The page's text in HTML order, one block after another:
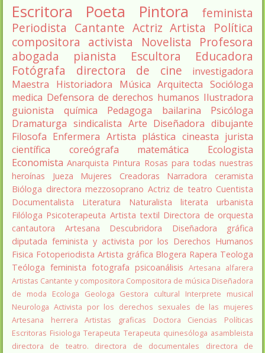
Escritora Poeta Pintora
feminista
Periodista Cantante Actriz Artista
Política
compositora activista Novelista
Profesora
abogada
pianista Escultora
Educadora
Fotógrafa
directora de cine
investigadora
Maestra
Historiadora Música Arquitecta Socióloga
medica Defensora de derechos humanos Ilustradora
guionista
química Pedagoga bailarina
Psicóloga
Dramaturga sindicalista Arte Diseñadora dibujante
Filosofa Enfermera Artista plástica cineasta jurista
científica
coreógrafa matemática
Ecologista
Economista Anarquista Pintura Rosas para todas nuestras
heroínas
Jueza Mujeres Creadoras Narradora
ceramista
Bióloga directora mezzosoprano Actriz de teatro Cuentista
Documentalista
Literatura Naturalista literata
urbanista
Filóloga Psicoterapeuta Artista textil Directora de orquesta
cantautora
Artesana Descubridora
Diseñadora gráfica
diputada feminista y activista por los Derechos Humanos
Fisica Fotoperiodista Artista gráfica Blogera Rapera Teologa
Teóloga feminista fotografa psicoanálisis Artesana alfarera
Artistas Cantante y compositora Compositora de música Diseñadora
de moda
Ecologa Geologa Gestora cultural
Interprete musical
Neurologa Activista por los derechos sexuales de las mujeres
Artesana herrera
Artistas graficas
Doctora Ciencias Políticas
Escritoras Fisiologa Terapeuta Terapeuta quinesóloga asambleista
directora de teatro.
directora de documentales directora de